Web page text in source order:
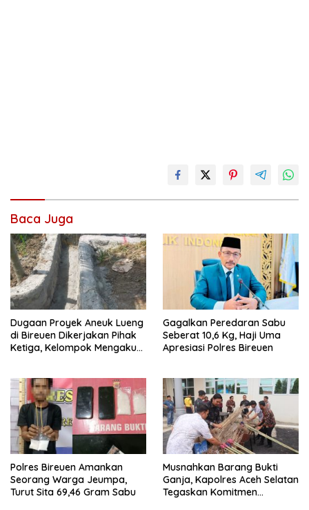
Baca Juga
Dugaan Proyek Aneuk Lueng
di Bireuen Dikerjakan Pihak
Ketiga, Kelompok Mengaku
Gagalkan Peredaran Sabu
Seberat 10,6 Kg, Haji Uma
Apresiasi Polres Bireuen
Polres Bireuen Amankan
Seorang Warga Jeumpa,
Turut Sita 69,46 Gram Sabu
Musnahkan Barang Bukti
Ganja, Kapolres Aceh Selatan
Tegaskan Komitmen